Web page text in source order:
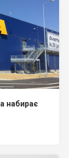
набирає